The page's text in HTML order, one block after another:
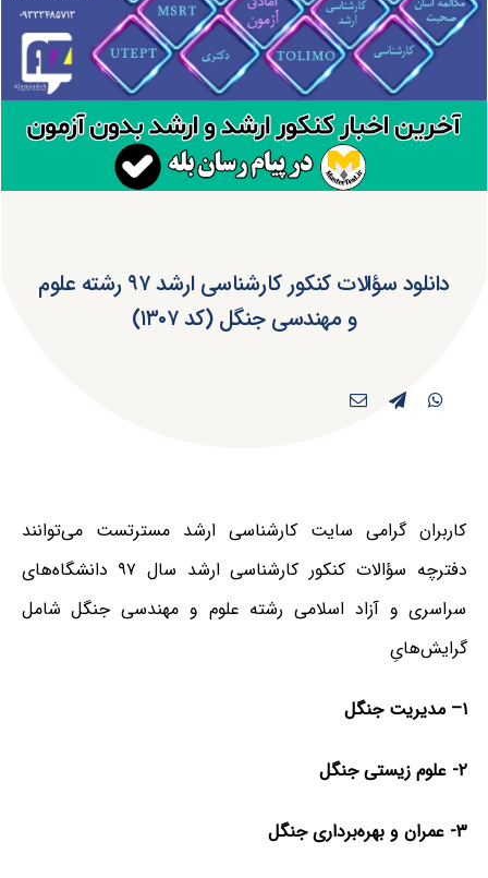
دانلود سؤالات کنکور کارشناسی ارشد ۹۷ رشته علوم
و مهندسی جنگل (کد ۱۳۰۷)
کاربران گرامی سایت کارشناسی ارشد مسترتست می‌توانند
دفترچه سؤالات کنکور کارشناسی ارشد سال ۹۷ دانشگاه‌های
سراسری و آزاد اسلامی رشته علوم و مهندسی جنگل شامل
گرایش‌هایِ
۱– مدیریت جنگل
۲- علوم زیستی جنگل
۳- عمران و بهره‌برداری جنگل